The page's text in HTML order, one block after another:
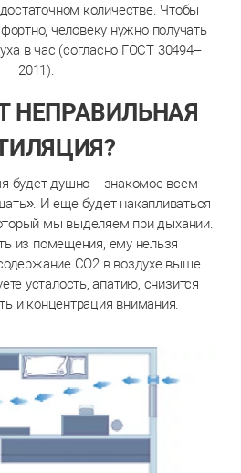
количестве. Чтобы
человеку нужно получать
в час (согласно ГОСТ 30494–
2011).
НЕПРАВИЛЬНАЯ
будет душно – знакомое всем
И еще будет накапливаться
мы выделяем при дыхании.
из помещения, ему нельзя
CO2 в воздухе выше
усталость, апатию, снизится
и концентрация внимания.